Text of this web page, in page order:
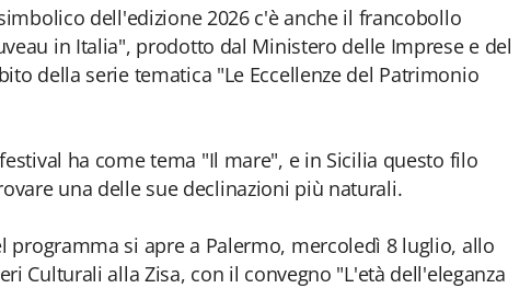
dell'edizione 2026 c'è anche il francobollo
in Italia", prodotto dal Ministero delle Imprese e del
della serie tematica "Le Eccellenze del Patrimonio
ha come tema "Il mare", e in Sicilia questo filo
una delle sue declinazioni più naturali.
programma si apre a Palermo, mercoledì 8 luglio, allo
Culturali alla Zisa, con il convegno "L'età dell'eleganza